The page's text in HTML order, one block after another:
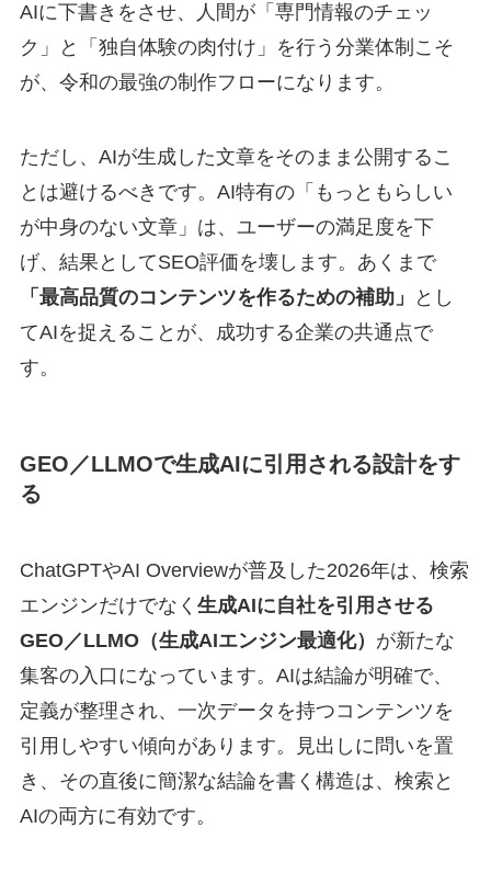
AIに下書きをさせ、人間が「専門情報のチェッ
ク」と「独自体験の肉付け」を行う分業体制こそ
が、令和の最強の制作フローになります。
ただし、AIが生成した文章をそのまま公開するこ
とは避けるべきです。AI特有の「もっともらしい
が中身のない文章」は、ユーザーの満足度を下
げ、結果としてSEO評価を壊します。あくまで
「最高品質のコンテンツを作るための補助」
とし
てAIを捉えることが、成功する企業の共通点で
す。
GEO／LLMOで生成AIに引用される設計をす
る
ChatGPTやAI Overviewが普及した2026年は、検索
エンジンだけでなく 生成AIに自社を引用させる
GEO／LLMO（生成AIエンジン最適化） が新たな
集客の入口になっています。AIは結論が明確で、
定義が整理され、一次データを持つコンテンツを
引用しやすい傾向があります。見出しに問いを置
き、その直後に簡潔な結論を書く構造は、検索と
AIの両方に有効です。